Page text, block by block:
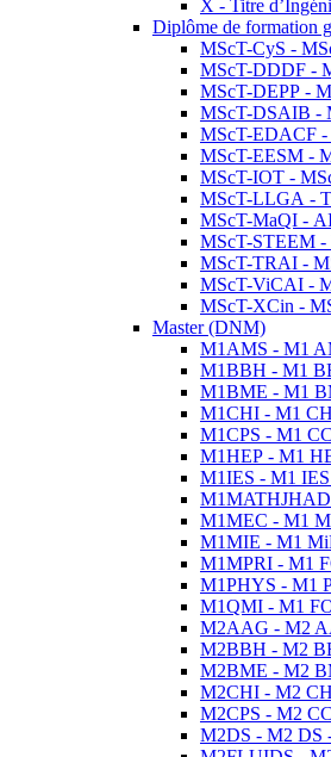
X - Titre
Diplôme de formation
MScT-CyS -
MScT-DDDF -
MScT-DEPP -
MScT-DSAIB -
MScT-EDACF -
MScT-EESM -
MScT-IOT -
MScT-LLGA -
MScT-MaQI -
MScT-STEEM -
MScT-TRAI -
MScT-ViCAI -
MScT-XCin -
Master (DNM)
M1AMS - M1
M1BBH - M1
M1BME - M1
M1CHI - M1
M1CPS - M1
M1HEP - M1
M1IES - M1 IES
M1MEC - M1
M1MIE - M1
M1MPRI - M1
M1PHYS - M1
M1QMI - M1
M2AAG - M2
M2BBH - M2
M2BME - M2
M2CHI - M2
M2CPS - M2
M2DS - M2 DS